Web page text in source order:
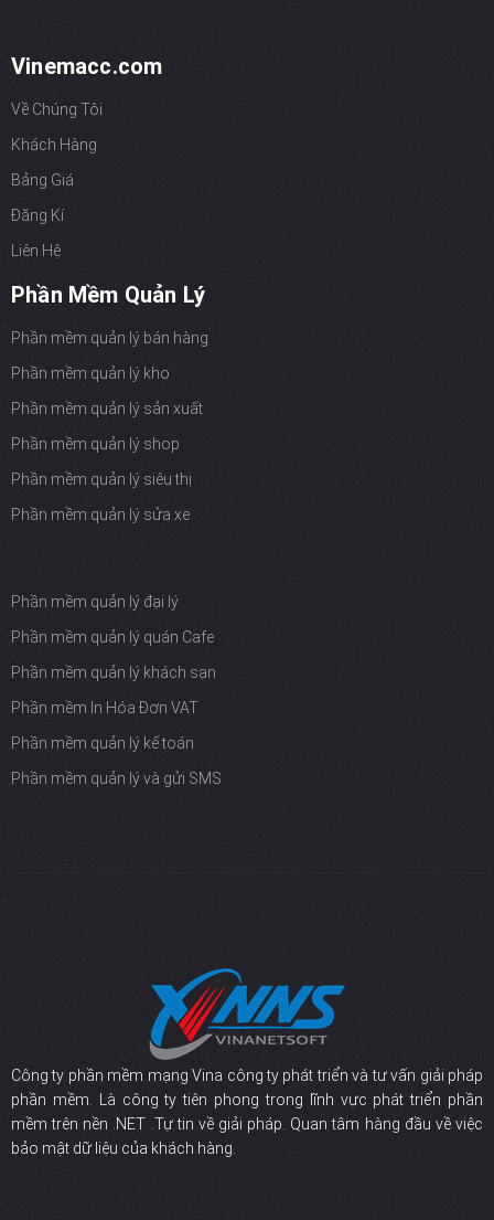
Vinemacc.com
Về Chúng Tôi
Khách Hàng
Bảng Giá
Đăng Kí
Liên Hệ
Phần Mềm Quản Lý
Phần mềm quản lý bán hàng
Phần mềm quản lý kho
Phần mềm quản lý sản xuất
Phần mềm quản lý shop
Phần mềm quản lý siêu thị
Phần mềm quản lý sửa xe
Phần mềm quản lý đại lý
Phần mềm quản lý quán Cafe
Phần mềm quản lý khách sạn
Phần mềm In Hóa Đơn VAT
Phần mềm quản lý kế toán
Phần mềm quản lý và gửi SMS
Công ty phần mềm mạng Vina công ty phát triển và tư vấn giải pháp
phần mềm. Là công ty tiên phong trong lĩnh vực phát triển phần
mềm trên nền .NET .Tự tin về giải pháp. Quan tâm hàng đầu về việc
bảo mật dữ liệu của khách hàng.